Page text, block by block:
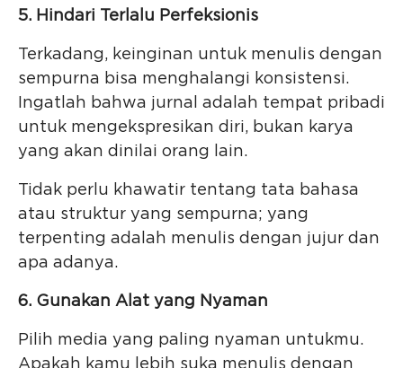
5. Hindari Terlalu Perfeksionis
Terkadang, keinginan untuk menulis dengan
sempurna bisa menghalangi konsistensi.
Ingatlah bahwa jurnal adalah tempat pribadi
untuk mengekspresikan diri, bukan karya
yang akan dinilai orang lain.
Tidak perlu khawatir tentang tata bahasa
atau struktur yang sempurna; yang
terpenting adalah menulis dengan jujur dan
apa adanya.
6. Gunakan Alat yang Nyaman
Pilih media yang paling nyaman untukmu.
Apakah kamu lebih suka menulis dengan